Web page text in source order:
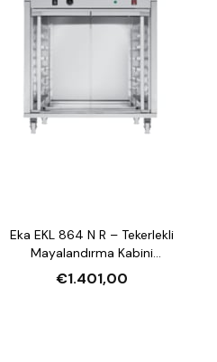
Eka EKL 864 N R – Tekerlekli
Mayalandırma Kabini
(8×600×400 mm Tepsi
Kapasiteli)
€1.401,00